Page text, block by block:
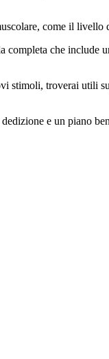
come il
che
stimoli, troverai utili
e un piano